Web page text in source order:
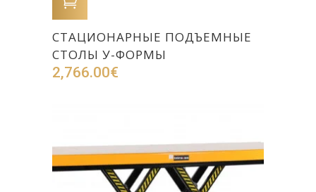
СТАЦИОНАРНЫЕ ПОДЪЕМНЫЕ
СТОЛЫ У-ФОРМЫ
2,766.00€